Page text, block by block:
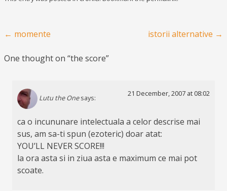
Post navigation
← momente istorii alternative →
One thought on “the score”
Lutu the One says:
21 December, 2007 at 08:02
ca o incununare intelectuala a celor descrise mai
sus, am sa-ti spun (ezoteric) doar atat:
YOU’LL NEVER SCORE!!!
la ora asta si in ziua asta e maximum ce mai pot
scoate.